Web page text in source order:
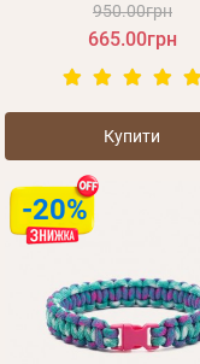
950.00грн
665.00грн
Купити
-20%